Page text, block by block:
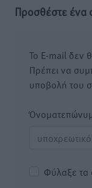
Προσθέστε ένα
Το E-mail δεν
Πρέπει να
υποβολή του
Φύλαξε τα